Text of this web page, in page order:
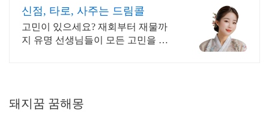
신점, 타로, 사주는 드림콜
고민이 있으세요? 재회부터 재물까
지 유명 선생님들이 모든 고민을 해
돼지꿈 꿈해몽